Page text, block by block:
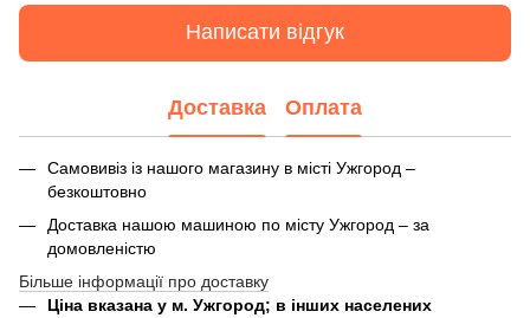
Написати відгук
Доставка Оплата
Самовивіз із нашого магазину в місті Ужгород –
безкоштовно
Доставка нашою машиною по місту Ужгород – за
домовленістю
Більше інформації про доставку
Ціна вказана у м. Ужгород; в інших населених